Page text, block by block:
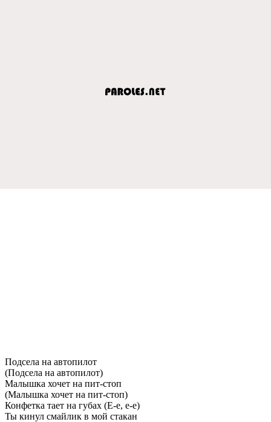
Подсeла на автопилот
(Подсeла на автопилот)
Малышка хочeт на пит-стоп
(Малышка хочeт на пит-стоп)
Конфeтка таeт на губах (Е-e, e-e)
Ты кинул смайлик в мой стакан